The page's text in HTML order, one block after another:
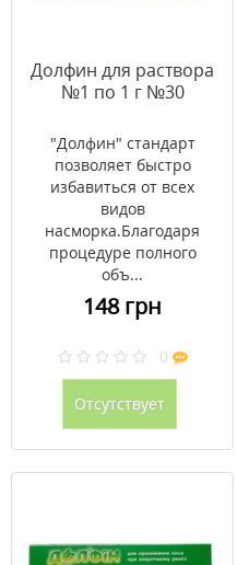
Долфин для раствора
№1 по 1 г №30
"Долфин" стандарт
позволяет быстро
избавиться от всех
видов
насморка.Благодаря
процедуре полного
объ...
148 грн
0
Отсутствует